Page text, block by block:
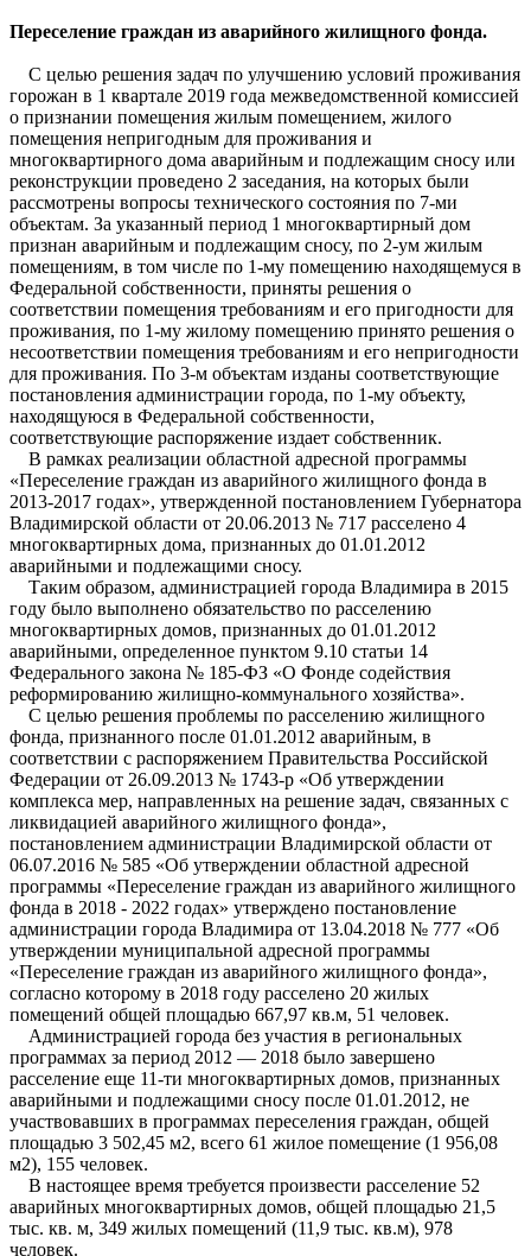
Переселение граждан из аварийного жилищного фонда.
С целью решения задач по улучшению условий проживания
горожан в 1 квартале 2019 года межведомственной комиссией
о признании помещения жилым помещением, жилого
помещения непригодным для проживания и
многоквартирного дома аварийным и подлежащим сносу или
реконструкции проведено 2 заседания, на которых были
рассмотрены вопросы технического состояния по 7-ми
объектам. За указанный период 1 многоквартирный дом
признан аварийным и подлежащим сносу, по 2-ум жилым
помещениям, в том числе по 1-му помещению находящемуся в
Федеральной собственности, приняты решения о
соответствии помещения требованиям и его пригодности для
проживания, по 1-му жилому помещению принято решения о
несоответствии помещения требованиям и его непригодности
для проживания. По 3-м объектам изданы соответствующие
постановления администрации города, по 1-му объекту,
находящуюся в Федеральной собственности,
соответствующие распоряжение издает собственник.
В рамках реализации областной адресной программы
«Переселение граждан из аварийного жилищного фонда в
2013-2017 годах», утвержденной постановлением Губернатора
Владимирской области от 20.06.2013 № 717 расселено 4
многоквартирных дома, признанных до 01.01.2012
аварийными и подлежащими сносу.
Таким образом, администрацией города Владимира в 2015
году было выполнено обязательство по расселению
многоквартирных домов, признанных до 01.01.2012
аварийными, определенное пунктом 9.10 статьи 14
Федерального закона № 185-ФЗ «О Фонде содействия
реформированию жилищно-коммунального хозяйства».
С целью решения проблемы по расселению жилищного
фонда, признанного после 01.01.2012 аварийным, в
соответствии с распоряжением Правительства Российской
Федерации от 26.09.2013 № 1743-р «Об утверждении
комплекса мер, направленных на решение задач, связанных с
ликвидацией аварийного жилищного фонда»,
постановлением администрации Владимирской области от
06.07.2016 № 585 «Об утверждении областной адресной
программы «Переселение граждан из аварийного жилищного
фонда в 2018 - 2022 годах» утверждено постановление
администрации города Владимира от 13.04.2018 № 777 «Об
утверждении муниципальной адресной программы
«Переселение граждан из аварийного жилищного фонда»,
согласно которому в 2018 году расселено 20 жилых
помещений общей площадью 667,97 кв.м, 51 человек.
Администрацией города без участия в региональных
программах за период 2012 — 2018 было завершено
расселение еще 11-ти многоквартирных домов, признанных
аварийными и подлежащими сносу после 01.01.2012, не
участвовавших в программах переселения граждан, общей
площадью 3 502,45 м2, всего 61 жилое помещение (1 956,08
м2), 155 человек.
В настоящее время требуется произвести расселение 52
аварийных многоквартирных домов, общей площадью 21,5
тыс. кв. м, 349 жилых помещений (11,9 тыс. кв.м), 978
человек.